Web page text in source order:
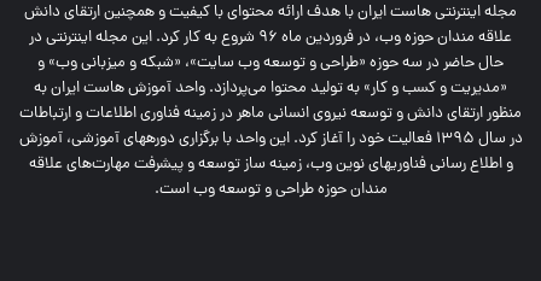
مجله اینترنتی‌ هاست ایران با هدف ارائه محتوای با کیفیت و همچنین ارتقای دانش
علاقه مندان حوزه وب، در فروردین ماه 96 شروع به کار کرد. این مجله اینترنتی در
حال حاضر در سه حوزه «طراحی و توسعه وب سایت»، «شبکه و میزبانی وب» و
«مدیریت و کسب و کار» به تولید محتوا می‌پردازد. واحد آموزش هاست ایران به
منظور ارتقای دانش و توسعه نیروی انسانی ماهر در زمینه فناوری اطلاعات و ارتباطات
در سال 1395 فعالیت خود را آغاز کرد. این واحد با برگزاری دوره‎های آموزشی، آموزش
و اطلاع رسانی فناوری‎های نوین وب، زمینه ساز توسعه و پیشرفت مهارت‌های علاقه
مندان حوزه طراحی و توسعه وب است.